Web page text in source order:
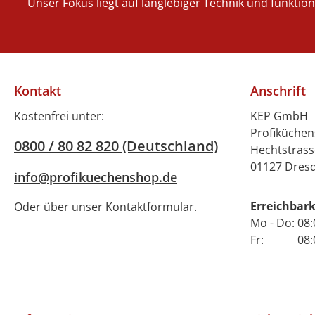
einfache
ermöglicht.
bleibt der
während des
Kontakt
Kostenfrei unter:
0800 / 80 82 820 (Deutschland)
info@profikuechenshop.de
Oder über unser Kontaktformular.
Anschrift
KEP GmbH
01127
Mo - Do:
Fr: 08:00